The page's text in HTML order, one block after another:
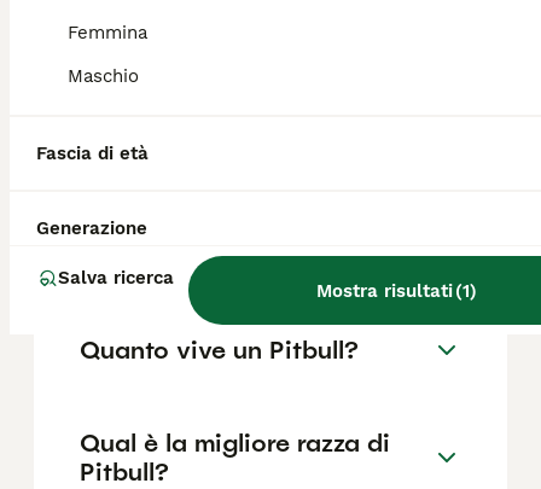
Femmina
Maschio
Fascia di età
Generazione
Salva ricerca
Mostra risultati(1)
Il costo medio di un cucciolo di Pitbull di
razza pura in Italia è di circa 227€ ,anche se
dell'allevatore e la posizione.
Come mai i Pitbull sono così
aggressivi?
Quanto vive un Pitbull?
Qual è la migliore razza di
Pitbull?